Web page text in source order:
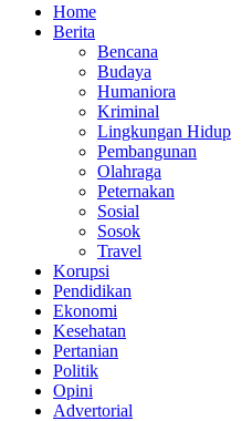
Home
Berita
Bencana
Budaya
Humaniora
Kriminal
Lingkungan Hidup
Pembangunan
Olahraga
Peternakan
Sosial
Sosok
Travel
Korupsi
Pendidikan
Ekonomi
Kesehatan
Pertanian
Politik
Opini
Advertorial